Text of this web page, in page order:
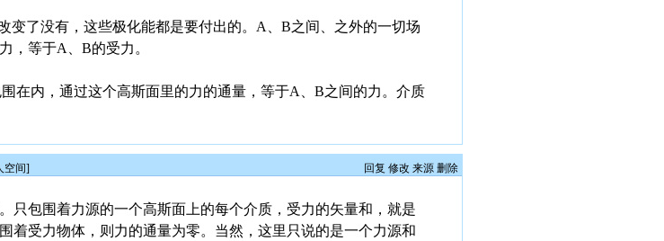
变了没有，这些极化能都是要付出的。A、B之间、之外的一切场
，等于A、B的受力。
在内，通过这个高斯面里的力的通量，等于A、B之间的力。介质
空间] 回复 修改 来源 删除
只包围着力源的一个高斯面上的每个介质，受力的矢量和，就是
着受力物体，则力的通量为零。当然，这里只说的是一个力源和